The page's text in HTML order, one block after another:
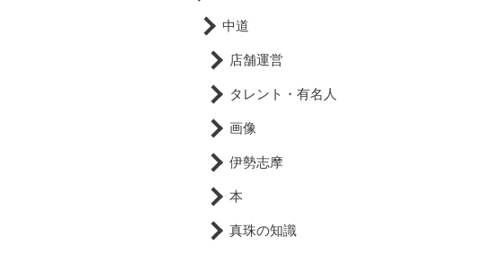
中道
店舗運営
タレント・有名人
画像
伊勢志摩
本
真珠の知識